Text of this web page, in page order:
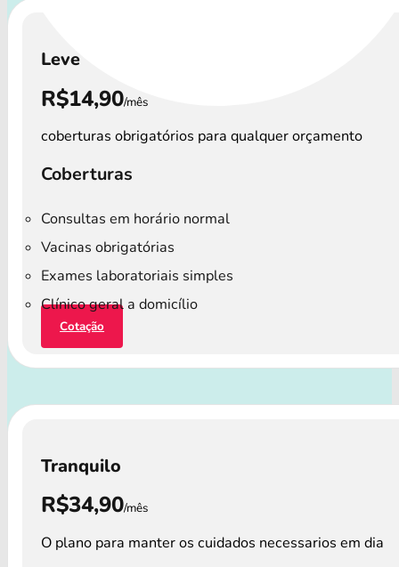
Leve
R$14,90/mês
coberturas obrigatórios para qualquer orçamento
Coberturas
Consultas em horário normal
Vacinas obrigatórias
Exames laboratoriais simples
Clínico geral a domicílio
Cotação
Tranquilo
R$34,90/mês
O plano para manter os cuidados necessarios em dia